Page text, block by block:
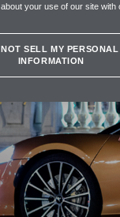
your use of our site
SELL MY PERSONAL
INFORMATION